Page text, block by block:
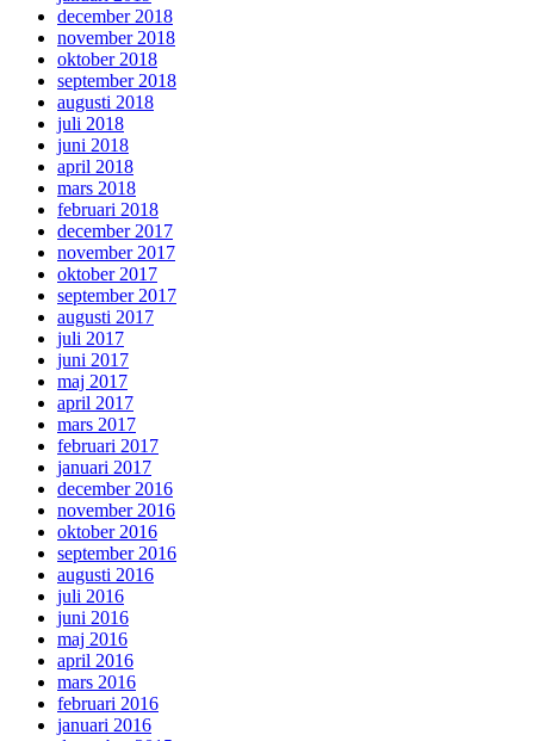
december 2018
november 2018
oktober 2018
september 2018
augusti 2018
juli 2018
juni 2018
april 2018
mars 2018
februari 2018
december 2017
november 2017
oktober 2017
september 2017
augusti 2017
juli 2017
juni 2017
maj 2017
april 2017
mars 2017
februari 2017
januari 2017
december 2016
november 2016
oktober 2016
september 2016
augusti 2016
juli 2016
juni 2016
maj 2016
april 2016
mars 2016
februari 2016
januari 2016